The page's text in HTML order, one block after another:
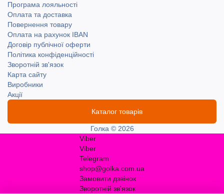
Програма лояльності
Оплата та доставка
Повернення товару
Оплата на рахунок IBAN
Договір публічної оферти
Політика конфіденційності
Зворотній зв'язок
Карта сайту
Виробники
Акції
Каталог товарів
Голка © 2026
Viber
Viber
Telegram
shop@golka.com.ua
Замовити дзвінок
Зворотній зв'язок